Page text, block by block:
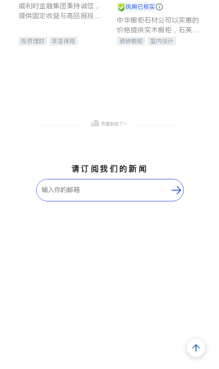
威利时金融集团秉持诚信，
提供固定收益与高回报投资
合，助力客户实现目标
投资理财
年金保险
执照已核实
中华橱柜石材公司以实惠的
价格提供实木橱柜，石英石
台面，多种优质不锈钢水
瓷砖橱柜
室内设计
请订阅我们的新闻